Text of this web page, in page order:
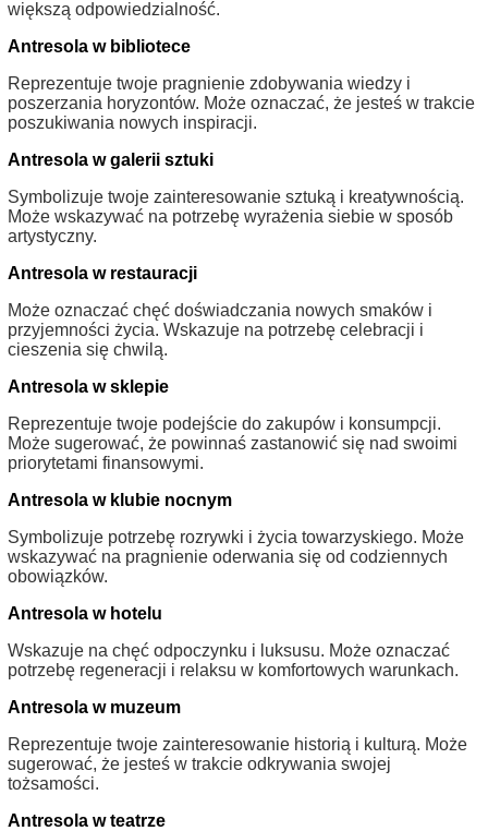
większą odpowiedzialność.
Antresola w bibliotece
Reprezentuje twoje pragnienie zdobywania wiedzy i
poszerzania horyzontów. Może oznaczać, że jesteś w trakcie
poszukiwania nowych inspiracji.
Antresola w galerii sztuki
Symbolizuje twoje zainteresowanie sztuką i kreatywnością.
Może wskazywać na potrzebę wyrażenia siebie w sposób
artystyczny.
Antresola w restauracji
Może oznaczać chęć doświadczania nowych smaków i
przyjemności życia. Wskazuje na potrzebę celebracji i
cieszenia się chwilą.
Antresola w sklepie
Reprezentuje twoje podejście do zakupów i konsumpcji.
Może sugerować, że powinnaś zastanowić się nad swoimi
priorytetami finansowymi.
Antresola w klubie nocnym
Symbolizuje potrzebę rozrywki i życia towarzyskiego. Może
wskazywać na pragnienie oderwania się od codziennych
obowiązków.
Antresola w hotelu
Wskazuje na chęć odpoczynku i luksusu. Może oznaczać
potrzebę regeneracji i relaksu w komfortowych warunkach.
Antresola w muzeum
Reprezentuje twoje zainteresowanie historią i kulturą. Może
sugerować, że jesteś w trakcie odkrywania swojej
tożsamości.
Antresola w teatrze